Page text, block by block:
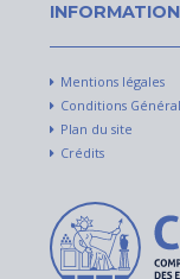
Mentions légales
Conditions
Plan du site
Crédits